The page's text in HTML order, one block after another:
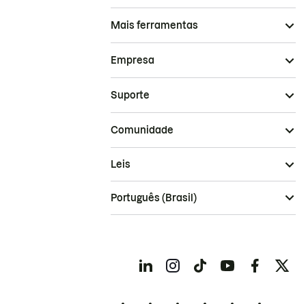
Mais ferramentas
Empresa
Suporte
Comunidade
Leis
Português (Brasil)